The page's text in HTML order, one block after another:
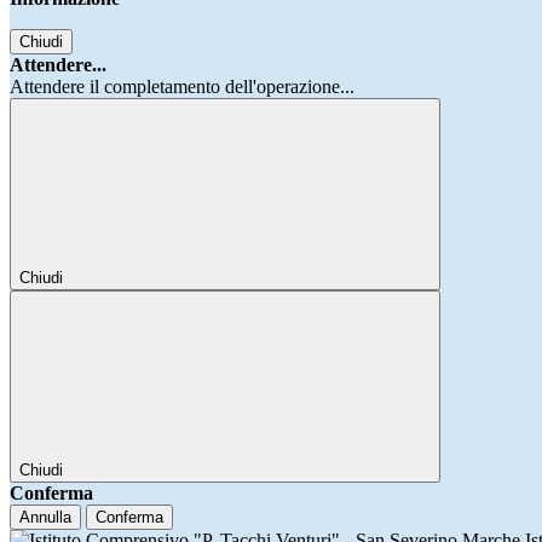
Chiudi
Attendere...
Attendere il completamento dell'operazione...
Chiudi
Chiudi
Conferma
Annulla Conferma